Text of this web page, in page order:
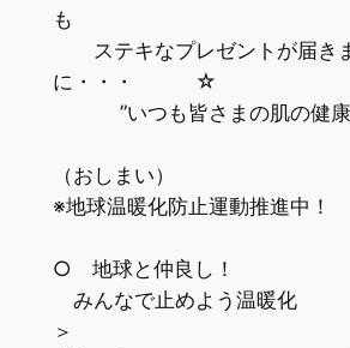
も
ステキなプレゼントが届き
に・・・ ☆
”いつも皆さまの肌の健康
（おしまい）
※地球温暖化防止運動推進中！
○ 地球と仲良し！
みんなで止めよ
＞